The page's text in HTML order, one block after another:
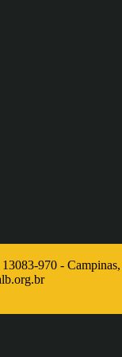
970 - Campinas,